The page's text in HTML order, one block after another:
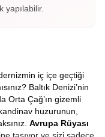
yapılabilir.
iç içe geçtiği
Baltık Denizi’nin
Orta Çağ’ın gizemli
huzurunun,
Avrupa Rüyası